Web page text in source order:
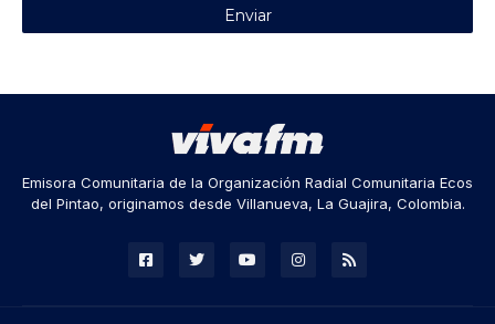
Emisora Comunitaria de la Organización Radial Comunitaria Ecos
del Pintao, originamos desde Villanueva, La Guajira, Colombia.